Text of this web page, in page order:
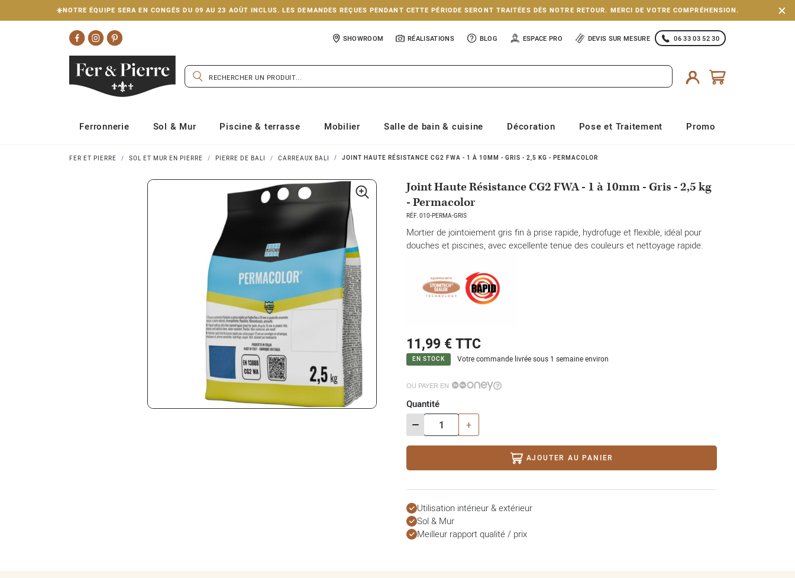
☀️NOTRE ÉQUIPE SERA EN CONGÉS DU 09 AU 23 AOÛT INCLUS. LES DEMANDES REÇUES PENDANT CETTE PÉRIODE SERONT TRAITÉES DÈS NOTRE RETOUR. MERCI DE VOTRE COMPRÉHENSION.
SHOWROOM RÉALISATIONS BLOG ESPACE PRO DEVIS SUR MESURE 06 33 03 52 30
Ferronnerie Sol & Mur Piscine & terrasse Mobilier Salle de bain & cuisine Décoration Pose et Traitement Promo
FER ET PIERRE SOL ET MUR EN PIERRE PIERRE DE BALI CARREAUX BALI JOINT HAUTE RÉSISTANCE CG2 FWA - 1 À 10MM - GRIS - 2,5 KG - PERMACOLOR
Joint Haute Résistance CG2 FWA - 1 à 10mm - Gris - 2,5 kg
- Permacolor
RÉF. 010-PERMA-GRIS
Mortier de jointoiement gris fin à prise rapide, hydrofuge et flexible, idéal pour
douches et piscines, avec excellente tenue des couleurs et nettoyage rapide.
11,99 €TTC
EN STOCK Votre commande livrée sous 1 semaine environ
OU PAYER EN
Quantité
- +
AJOUTER AU PANIER
Utilisation intérieur & extérieur
Sol & Mur
Meilleur rapport qualité / prix